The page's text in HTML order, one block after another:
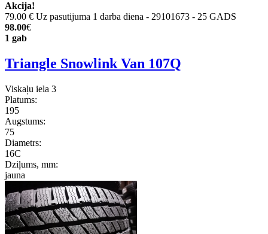
Akcija!
79.00 € Uz pasutijuma 1 darba diena - 29101673 - 25 GADS
98.00€
1 gab
Triangle Snowlink Van 107Q
Viskaļu iela 3
Platums:
195
Augstums:
75
Diametrs:
16C
Dziļums, mm:
jauna